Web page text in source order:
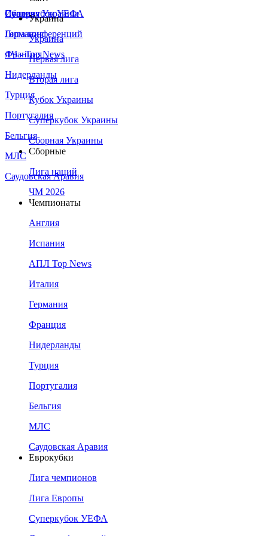
Сборная Украины
Италия
Германия
Франция
Нидерланды
Турция
Португалия
Бельгия
МЛС
Саудовская Аравия
Суперкубок УЕФА
Лига конференций
ЛЧ - Top News
Украина
Украина
Первая лига
Вторая лига
Кубок Украины
Суперкубок Украины
Сборная Украины
Сборные
Лига наций
ЧМ 2026
Чемпионаты
Англия
Испания
АПЛ Top News
Италия
Германия
Франция
Нидерланды
Турция
Португалия
Бельгия
МЛС
Саудовская Аравия
Еврокубки
Лига чемпионов
Лига Европы
Суперкубок УЕФА